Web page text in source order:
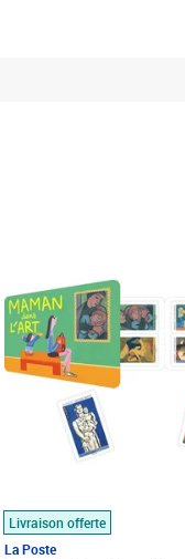
Livraison offerte
La Poste